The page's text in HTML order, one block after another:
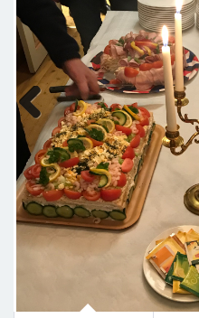
Previous